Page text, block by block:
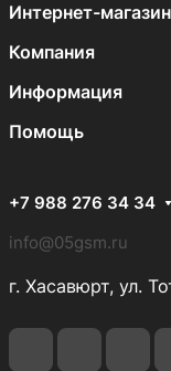
Интернет-магазин
Компания
Информация
Помощь
+7 988 276 34 34
info@05gsm.ru
г. Хасавюрт, ул.